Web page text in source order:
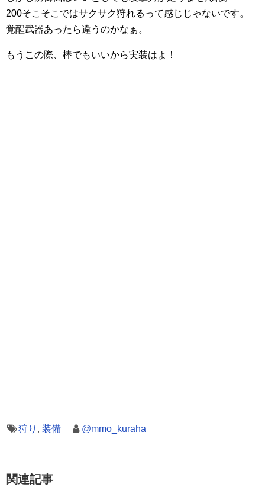
200そこそこではサクサク狩れるって感じじゃないです。
覚醒武器あったら違うのかなぁ。
もうこの際、棒でもいいから実装はよ！
狩り , 装備 @mmo_kuraha
関連記事